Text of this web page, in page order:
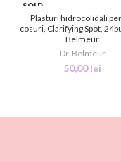
SOLD
OUT
Plasturi hidrocolidali
cosuri, Clarifying Spot,
Belmeur
Dr. Belmeur
50,00lei